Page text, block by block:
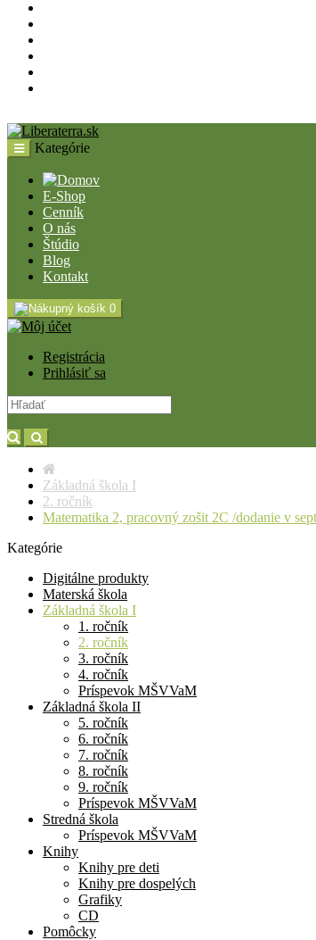
Kategórie
E-Shop
Cenník
O nás
Štúdio
Blog
Kontakt
0
Registrácia
Prihlásiť sa
Základná škola I
2. ročník
Matematika 2, pracovný zošit 2C /dodanie v
Kategórie
Digitálne produkty
Materská škola
Základná škola I
1. ročník
2. ročník
3. ročník
4. ročník
Príspevok MŠVVaM
Základná škola II
5. ročník
6. ročník
7. ročník
8. ročník
9. ročník
Príspevok MŠVVaM
Stredná škola
Príspevok MŠVVaM
Knihy
Knihy pre deti
Knihy pre dospelých
Grafiky
CD
Pomôcky